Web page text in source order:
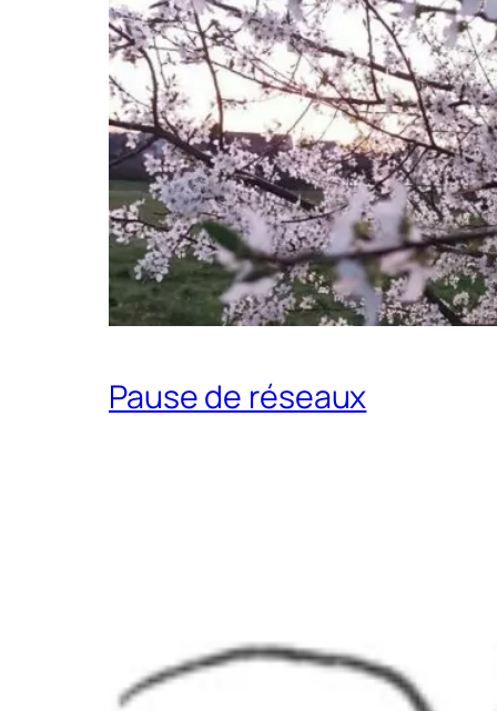
Pause de réseaux